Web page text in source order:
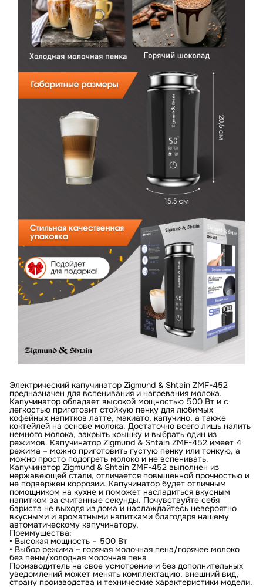
Электрический капучинатор Zigmund & Shtain ZMF-452
предназначен для вспенивания и нагревания молока.
Капучинатор обладает высокой мощностью 500 Вт и с
легкостью приготовит стойкую пенку для любимых
кофейных напитков латте, макиато, капучино, а также
коктейлей на основе молока. Достаточно всего лишь налить
немного молока, закрыть крышку и выбрать один из
режимов. Капучинатор Zigmund & Shtain ZMF-452 имеет 4
режима – можно приготовить густую пенку или тонкую, а
можно просто подогреть молоко и не вспенивать.
Капучинатор Zigmund & Shtain ZMF-452 выполнен из
нержавеющей стали, отличается повышенной прочностью и
не подвержен коррозии. Капучинатор будет отличным
помощником на кухне и поможет насладиться вкусным
напитком за считанные секунды. Почувствуйте себя
бариста не выходя из дома и наслаждайтесь невероятно
вкусными и ароматными напитками благодаря нашему
автоматическому капучинатору.
Преимущества:
• Высокая мощность – 500 Вт
• Выбор режима – горячая молочная пена/горячее молоко
без пены/холодная молочная пена
Производитель на свое усмотрение и без дополнительных
уведомлений может менять комплектацию, внешний вид,
страну производства и технические характеристики модели.
и мы оформим заказ за вас.
Капучинатор Zigmund & Shtain ZMF-452
Вариант
Оформить заказ
Капучинатор Zigmund & Shtain ZMF-452
Артикул:zmf452
Поделитесь впечатлениями
С условиями "Пользовательского соглашения" ознакомлен